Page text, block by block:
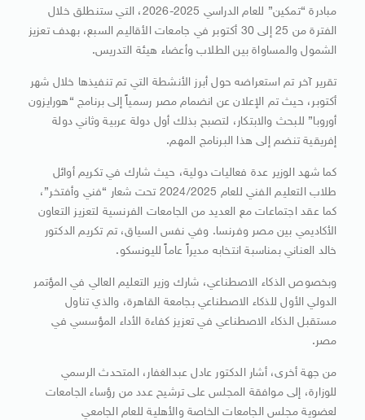
مبادرة “تمكين” للعام الدراسي 2025-2026، التي ستنطلق خلال
الفترة من 25 إلى 30 أكتوبر في جامعات الأقاليم السبع، بهدف تعزيز
الشمول والمساواة بين الطلاب وأعضاء هيئة التدريس.
تقرير آخر تم استعراضه حول أبرز الأنشطة التي تم تنفيذها خلال شهر
أكتوبر، حيث تم الإعلان عن انضمام مصر رسمياً إلى برنامج “هورايزون
أوروبا” للبحث والابتكار، لتصبح بذلك أول دولة عربية وثاني دولة
إفريقية تنضم إلى هذا البرنامج المهم.
كما شهد الوزير عدة فعاليات دولية، حيث شارك في تكريم أوائل
طلاب التعليم الفني للعام 2024/2025 تحت شعار “فني وأفتخر”،
كما عقد اجتماعات مع العديد من الجامعات الفرنسية لتعزيز التعاون
الأكاديمي بين مصر وفرنسا. وفي نفس السياق، تم تكريم الدكتور
خالد العناني بمناسبة انتخابه مديراً عاماً لليونسكو.
وبخصوص الذكاء الاصطناعي، شارك وزير التعليم العالي في المؤتمر
الدولي الأول للذكاء الاصطناعي بجامعة القاهرة، والذي تناول
مستقبل الذكاء الاصطناعي في تعزيز كفاءة الأداء المؤسسي في
مصر.
من جهة أخرى، أشار الدكتور عادل عبدالغفار، المتحدث الرسمي
للوزارة، إلى موافقة المجلس على ترشيح عدد من رؤساء الجامعات
لعضوية مجلس الجامعات الخاصة والأهلية للعام الجامعي